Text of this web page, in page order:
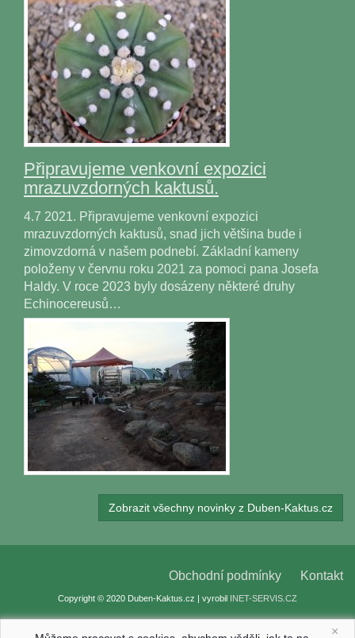
Připravujeme venkovní expozici
mrazuvzdorných kaktusů.
4.7 2021. Připravujeme venkovní expozici
mrazuvzdorných kaktusů, snad jich většina bude i
zimovzdorná v našem podnebí. Základní kameny
položeny v červnu roku 2021 za pomoci pana Josefa
Haldy. V roce 2023 byly dosázeny některé druhy
Echinocereusů…
Zobrazit všechny novinky z Duben-Kaktus.cz
Obchodní podmínky Kontakt
Copyright © 2020 Duben-Kaktus.cz | vyrobil INET-SERVIS.CZ
×